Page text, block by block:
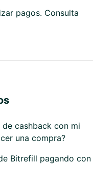
pagos. Consulta
cashback con mi
una compra?
Bitrefill pagando con